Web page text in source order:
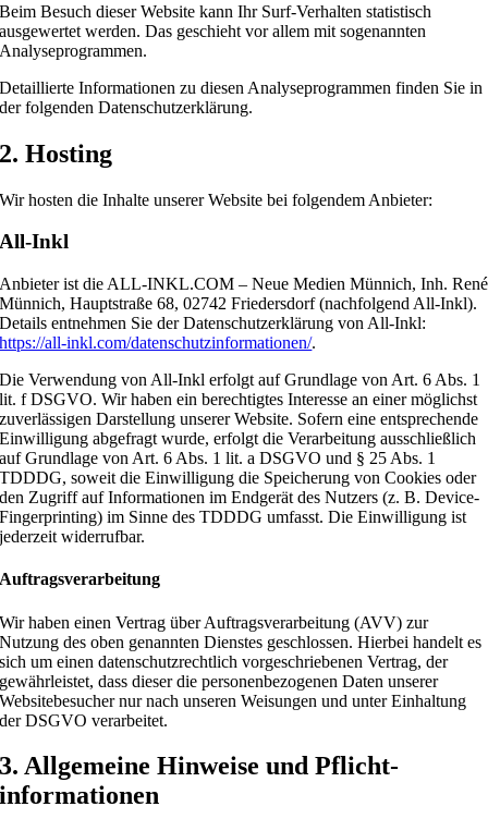
Beim Besuch dieser Website kann Ihr Surf-Verhalten statistisch
ausgewertet werden. Das geschieht vor allem mit sogenannten
Analyseprogrammen.
Detaillierte Informationen zu diesen Analyseprogrammen finden Sie in
der folgenden Datenschutzerklärung.
2. Hosting
Wir hosten die Inhalte unserer Website bei folgendem Anbieter:
All-Inkl
Anbieter ist die ALL-INKL.COM – Neue Medien Münnich, Inh. René
Münnich, Hauptstraße 68, 02742 Friedersdorf (nachfolgend All-Inkl).
Details entnehmen Sie der Datenschutzerklärung von All-Inkl:
https://all-inkl.com/datenschutzinformationen/.
Die Verwendung von All-Inkl erfolgt auf Grundlage von Art. 6 Abs. 1
lit. f DSGVO. Wir haben ein berechtigtes Interesse an einer möglichst
zuverlässigen Darstellung unserer Website. Sofern eine entsprechende
Einwilligung abgefragt wurde, erfolgt die Verarbeitung ausschließlich
auf Grundlage von Art. 6 Abs. 1 lit. a DSGVO und § 25 Abs. 1
TDDDG, soweit die Einwilligung die Speicherung von Cookies oder
den Zugriff auf Informationen im Endgerät des Nutzers (z. B. Device-
Fingerprinting) im Sinne des TDDDG umfasst. Die Einwilligung ist
jederzeit widerrufbar.
Auftragsverarbeitung
Wir haben einen Vertrag über Auftragsverarbeitung (AVV) zur
Nutzung des oben genannten Dienstes geschlossen. Hierbei handelt es
sich um einen datenschutzrechtlich vorgeschriebenen Vertrag, der
gewährleistet, dass dieser die personenbezogenen Daten unserer
Websitebesucher nur nach unseren Weisungen und unter Einhaltung
der DSGVO verarbeitet.
3. Allgemeine Hinweise und Pflicht­
informationen